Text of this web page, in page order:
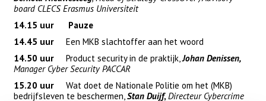
board CLECS Erasmus Universiteit
14.15 uur Pauze
14.45 uur Een MKB slachtoffer aan het woord
14.50 uur Product security in de praktijk,Johan Denissen,
Manager Cyber Security PACCAR
15.20 uur Wat doet de Nationale Politie om het (MKB)
bedrijfsleven te beschermen, Stan Duijf, Directeur Cybercrime